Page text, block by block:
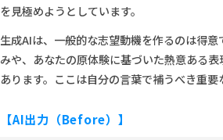
を見極めようとしています。
生成AIは、一般的な志望動機を作るのは得
みや、あなたの原体験に基づいた熱意ある
あります。ここは自分の言葉で補うべき重要
【AI出力（Before）】